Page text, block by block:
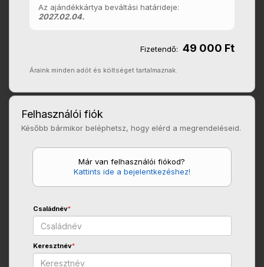
Az ajándékkártya beváltási határideje:
2027.02.04.
Fizetendő: 49 000 Ft
Áraink minden adót és költséget tartalmaznak.
Felhasználói fiók
Később bármikor beléphetsz, hogy elérd a megrendeléseid.
Már van felhasználói fiókod?
Kattints ide a bejelentkezéshez!
Családnév*
Keresztnév*